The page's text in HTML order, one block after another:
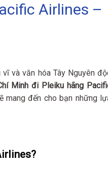
Airlines –
và văn hóa Tây Nguyên
Minh đi Pleiku hãng
mang đến cho bạn những